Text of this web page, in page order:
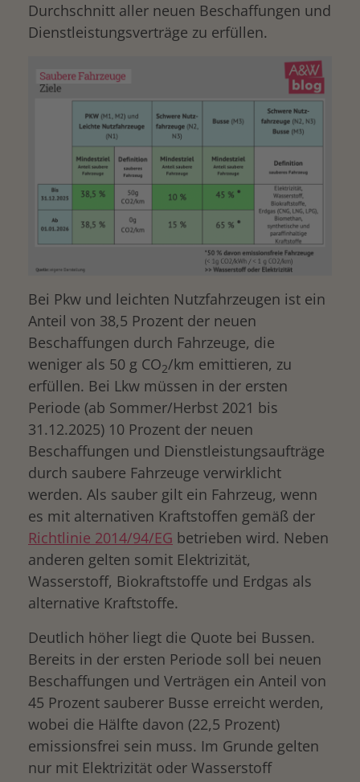
Durchschnitt aller neuen Beschaffungen und
Dienstleistungsverträge zu erfüllen.
Bei Pkw und leichten Nutzfahrzeugen ist ein
Anteil von 38,5 Prozent der neuen
Beschaffungen durch Fahrzeuge, die
weniger als 50 g CO2/km emittieren, zu
erfüllen. Bei Lkw müssen in der ersten
Periode (ab Sommer/Herbst 2021 bis
31.12.2025) 10 Prozent der neuen
Beschaffungen und Dienstleistungsaufträge
durch saubere Fahrzeuge verwirklicht
werden. Als sauber gilt ein Fahrzeug, wenn
es mit alternativen Kraftstoffen gemäß der
Richtlinie 2014/94/EG betrieben wird. Neben
anderen gelten somit Elektrizität,
Wasserstoff, Biokraftstoffe und Erdgas als
alternative Kraftstoffe.
Deutlich höher liegt die Quote bei Bussen.
Bereits in der ersten Periode soll bei neuen
Beschaffungen und Verträgen ein Anteil von
45 Prozent sauberer Busse erreicht werden,
wobei die Hälfte davon (22,5 Prozent)
emissionsfrei sein muss. Im Grunde gelten
nur mit Elektrizität oder Wasserstoff